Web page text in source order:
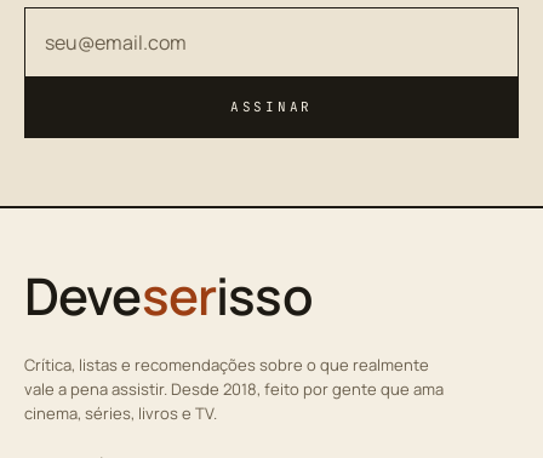
ASSINAR
Deveserisso
Crítica, listas e recomendações sobre o que realmente
vale a pena assistir. Desde 2018, feito por gente que ama
cinema, séries, livros e TV.